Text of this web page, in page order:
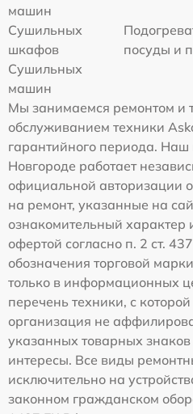
машин
Сушильных
шкафов
посуды и
Сушильных
машин
Мы занимаемся ремонтом и
обслуживанием техники
гарантийного периода.
Новгороде работает
официальной авторизации
на ремонт, указанные на
ознакомительный характер
офертой согласно п. 2 ст.
обозначения торговой
только в информационных
перечень техники, с
организация не
указанных товарных знаков
интересы. Все виды
исключительно на
законном гражданском